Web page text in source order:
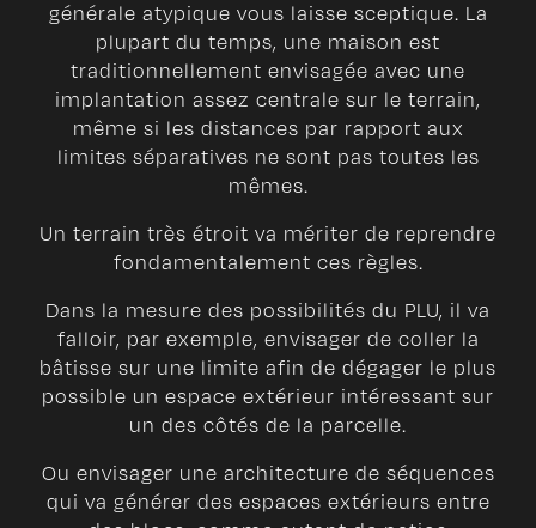
générale atypique vous laisse sceptique. La
plupart du temps, une maison est
traditionnellement envisagée avec une
implantation assez centrale sur le terrain,
même si les distances par rapport aux
limites séparatives ne sont pas toutes les
mêmes.
Un terrain très étroit va mériter de reprendre
fondamentalement ces règles.
Dans la mesure des possibilités du PLU, il va
falloir, par exemple, envisager de coller la
bâtisse sur une limite afin de dégager le plus
possible un espace extérieur intéressant sur
un des côtés de la parcelle.
Ou envisager une architecture de séquences
qui va générer des espaces extérieurs entre